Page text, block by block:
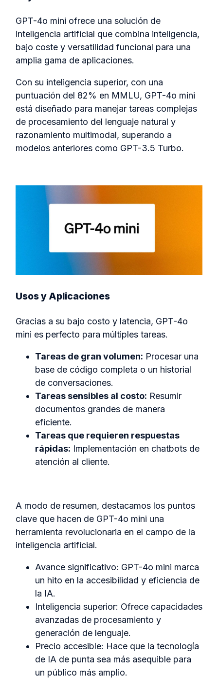
GPT-4o mini ofrece una solución de
inteligencia artificial que combina inteligencia,
bajo coste y versatilidad funcional para una
amplia gama de aplicaciones.
Con su inteligencia superior, con una
puntuación del 82% en MMLU, GPT-4o mini
está diseñado para manejar tareas complejas
de procesamiento del lenguaje natural y
razonamiento multimodal, superando a
modelos anteriores como GPT-3.5 Turbo.
Usos y Aplicaciones
Gracias a su bajo costo y latencia, GPT-4o
mini es perfecto para múltiples tareas.
Tareas de gran volumen: Procesar una
base de código completa o un historial
de conversaciones.
Tareas sensibles al costo: Resumir
documentos grandes de manera
eficiente.
Tareas que requieren respuestas
rápidas: Implementación en chatbots de
atención al cliente.
A modo de resumen, destacamos los puntos
clave que hacen de GPT-4o mini una
herramienta revolucionaria en el campo de la
inteligencia artificial.
Avance significativo: GPT-4o mini marca
un hito en la accesibilidad y eficiencia de
la IA.
Inteligencia superior: Ofrece capacidades
avanzadas de procesamiento y
generación de lenguaje.
Precio accesible: Hace que la tecnología
de IA de punta sea más asequible para
un público más amplio.